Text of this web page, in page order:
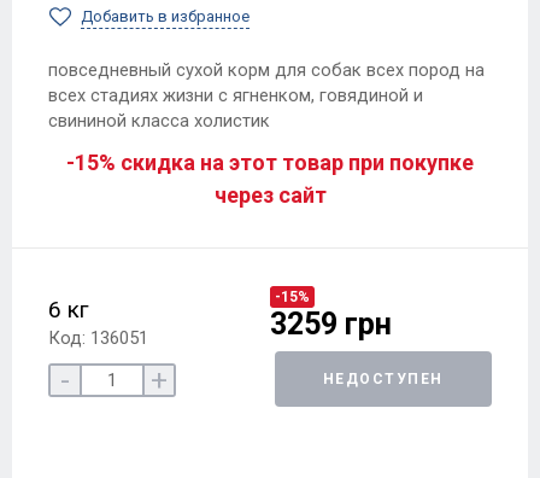
Добавить в избранное
повседневный сухой корм для собак всех пород на
всех стадиях жизни с ягненком, говядиной и
свининой класса холистик
-15% скидка на этот товар при покупке
через сайт
6 кг
Код: 136051
-15%
3259 грн
- + НЕДОСТУПЕН